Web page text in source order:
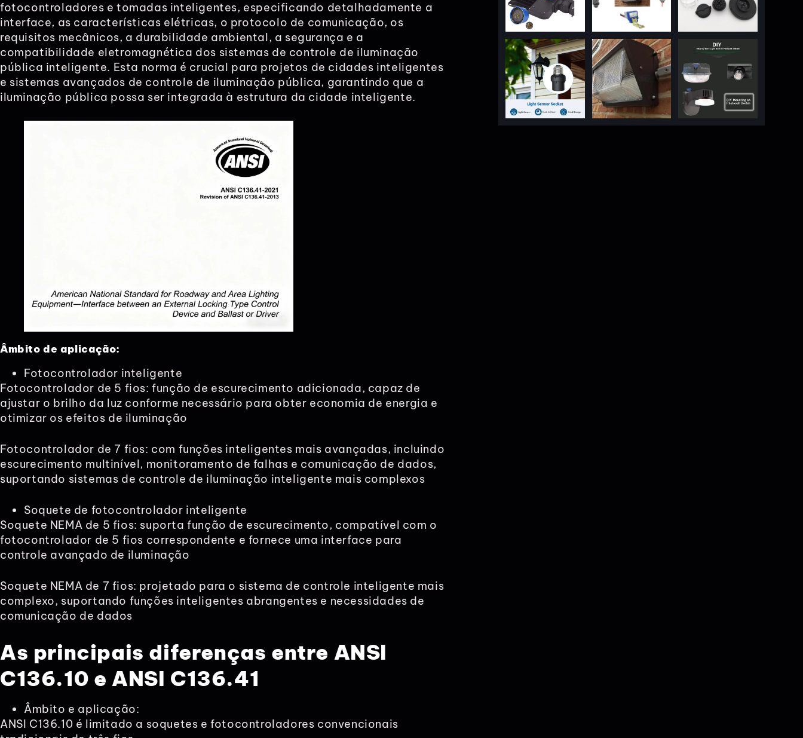
fotocontroladores e tomadas inteligentes, especificando detalhadamente a
interface, as características elétricas, o protocolo de comunicação, os
requisitos mecânicos, a durabilidade ambiental, a segurança e a
compatibilidade eletromagnética dos sistemas de controle de iluminação
pública inteligente. Esta norma é crucial para projetos de cidades inteligentes
e sistemas avançados de controle de iluminação pública, garantindo que a
iluminação pública possa ser integrada à estrutura da cidade inteligente.
Âmbito de aplicação:
Fotocontrolador inteligente
Fotocontrolador de 5 fios: função de escurecimento adicionada, capaz de
ajustar o brilho da luz conforme necessário para obter economia de energia e
otimizar os efeitos de iluminação
Fotocontrolador de 7 fios: com funções inteligentes mais avançadas, incluindo
escurecimento multinível, monitoramento de falhas e comunicação de dados,
suportando sistemas de controle de iluminação inteligente mais complexos
Soquete de fotocontrolador inteligente
Soquete NEMA de 5 fios: suporta função de escurecimento, compatível com o
fotocontrolador de 5 fios correspondente e fornece uma interface para
controle avançado de iluminação
Soquete NEMA de 7 fios: projetado para o sistema de controle inteligente mais
complexo, suportando funções inteligentes abrangentes e necessidades de
comunicação de dados
As principais diferenças entre ANSI
C136.10 e ANSI C136.41
Âmbito e aplicação:
ANSI C136.10 é limitado a soquetes e fotocontroladores convencionais